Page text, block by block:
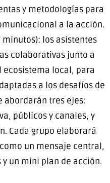
y metodologías para
a la acción.
los asistentes
colaborativas junto a
local, para
a los desafíos de
abordarán tres ejes:
públicos y canales, y
Cada grupo elaborará
un mensaje central,
un mini plan de acción.